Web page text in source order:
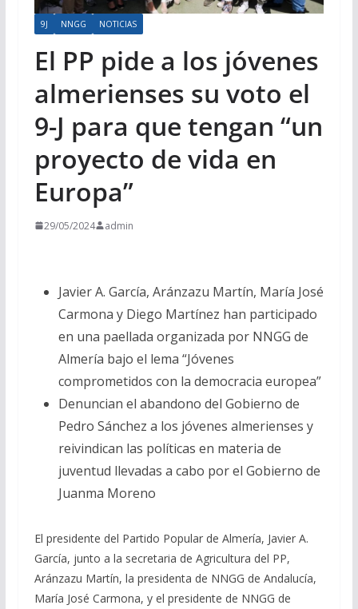
9J NNGG NOTICIAS
El PP pide a los jóvenes
almerienses su voto el
9-J para que tengan “un
proyecto de vida en
Europa”
29/05/2024 admin
Javier A. García, Aránzazu Martín, María José
Carmona y Diego Martínez han participado
en una paellada organizada por NNGG de
Almería bajo el lema “Jóvenes
comprometidos con la democracia europea”
Denuncian el abandono del Gobierno de
Pedro Sánchez a los jóvenes almerienses y
reivindican las políticas en materia de
juventud llevadas a cabo por el Gobierno de
Juanma Moreno
El presidente del Partido Popular de Almería, Javier A.
García, junto a la secretaria de Agricultura del PP,
Aránzazu Martín, la presidenta de NNGG de Andalucía,
María José Carmona, y el presidente de NNGG de